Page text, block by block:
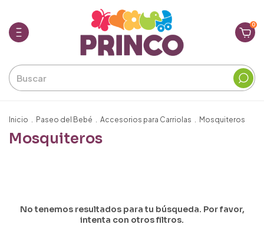
0
Inicio . Paseo del Bebé . Accesorios para Carriolas . Mosquiteros
Mosquiteros
No tenemos resultados para tu búsqueda. Por favor,
intenta con otros filtros.